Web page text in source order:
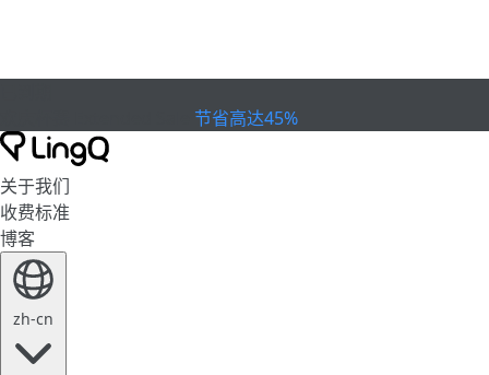
节省高达45%
关于我们
收费标准
博客
zh-cn